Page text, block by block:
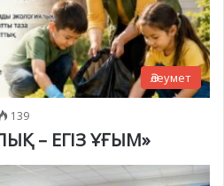
Әлеумет
139
– ЕГІЗ ҰҒЫМ»